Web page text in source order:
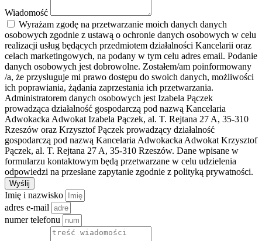
Wiadomość
Wyrażam zgodę na przetwarzanie moich danych danych
osobowych zgodnie z ustawą o ochronie danych osobowych w celu
realizacji usług będących przedmiotem działalności Kancelarii oraz
celach marketingowych, na podany w tym celu adres email. Podanie
danych osobowych jest dobrowolne. Zostałem/am poinformowany
/a, że przysługuje mi prawo dostępu do swoich danych, możliwości
ich poprawiania, żądania zaprzestania ich przetwarzania.
Administratorem danych osobowych jest Izabela Pączek
prowadząca działalność gospodarczą pod nazwą Kancelaria
Adwokacka Adwokat Izabela Pączek, al. T. Rejtana 27 A, 35-310
Rzeszów oraz Krzysztof Pączek prowadzący działalność
gospodarczą pod nazwą Kancelaria Adwokacka Adwokat Krzysztof
Pączek, al. T. Rejtana 27 A, 35-310 Rzeszów. Dane wpisane w
formularzu kontaktowym będą przetwarzane w celu udzielenia
odpowiedzi na przesłane zapytanie zgodnie z polityką prywatności.
Wyślij
Imię i nazwisko
adres e-mail
numer telefonu